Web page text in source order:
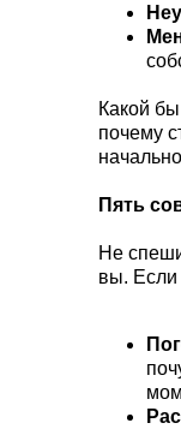
Какой
почему
Пять
Не
вы. Если